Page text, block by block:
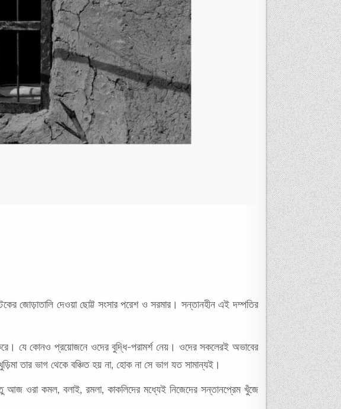
জোড়াতালি দেওয়া ছোট্ট সংসার পরেশ ও সরমার। সন্তানহীন এই দম্পতির
যে কোনও প্রয়োজনে ওদের বুদ্ধি-পরামর্শ নেয়। ওদের সকলেরই অভাবের
তার ভাগ থেকে বঞ্চিত হয় না, হোক না সে ভাগ যত সামান্যই।
আজ ওরা কমল, বলাই, রমলা, কাকলিদের মধ্যেই নিজেদের সন্তানপ্রেম খুঁজে